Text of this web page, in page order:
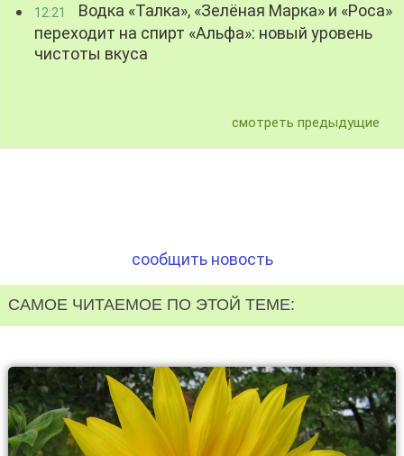
12:21
Водка «Талка», «Зелёная Марка» и «Роса»
переходит на спирт «Альфа»: новый уровень
чистоты вкуса
смотреть предыдущие
сообщить новость
САМОЕ ЧИТАЕМОЕ ПО ЭТОЙ ТЕМЕ: